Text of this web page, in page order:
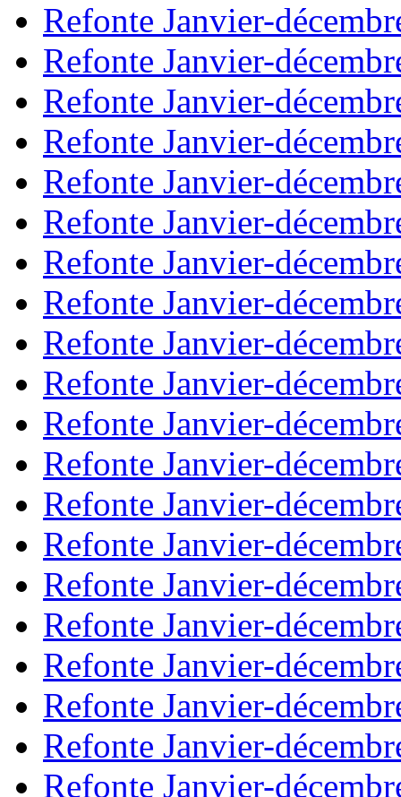
Refonte Janvier-
Refonte Janvier-
Refonte Janvier-
Refonte Janvier-
Refonte Janvier-
Refonte Janvier-
Refonte Janvier-
Refonte Janvier-
Refonte Janvier-
Refonte Janvier-
Refonte Janvier-
Refonte Janvier-
Refonte Janvier-
Refonte Janvier-
Refonte Janvier-
Refonte Janvier-
Refonte Janvier-
Refonte Janvier-
Refonte Janvier-
Refonte Janvier-